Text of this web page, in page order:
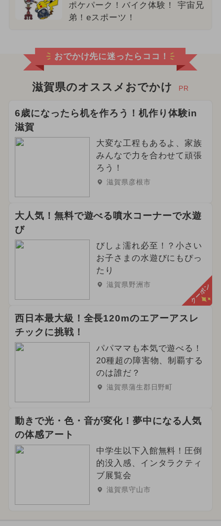
ポケパーク！バイク体験！ 宇宙兄
弟！eスポーツ！
おでかけ先に迷ったらココ！
滋賀県のオススメおでかけ PR
6歳になったら机を作ろう！机作り体験in
滋賀
大変な工程もあるよ、家族
みんなで力を合わせて頑張
ろう！
滋賀県彦根市
大人気！無料で遊べる噴水コーナーで水遊
び
びしょ濡れ必至！？小さい
お子さまの水遊びにもぴっ
たり
滋賀県野洲市 クーポン
西日本最大級！全長120mのエアーアスレ
チックに挑戦！
パパママも本気で遊べる！
20種超の障害物、制覇する
のは誰だ？
滋賀県蒲生郡日野町
動きで光・色・音が変化！夢中になる人気
の体感アート
中学生以下入館無料！圧倒
的没入感、インタラクティ
ブ展覧会
滋賀県守山市